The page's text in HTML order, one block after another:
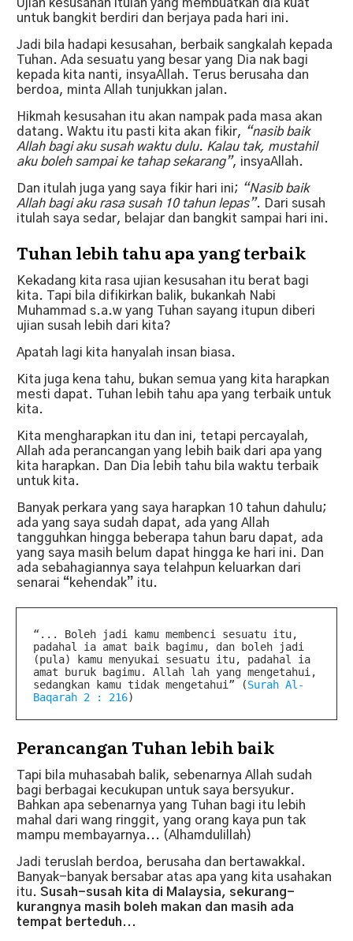
Ujian kesusahan itulah yang membuatkan dia kuat
untuk bangkit berdiri dan berjaya pada hari ini.
Jadi bila hadapi kesusahan, berbaik sangkalah kepada
Tuhan. Ada sesuatu yang besar yang Dia nak bagi
kepada kita nanti, insyaAllah. Terus berusaha dan
berdoa, minta Allah tunjukkan jalan.
Hikmah kesusahan itu akan nampak pada masa akan
datang. Waktu itu pasti kita akan fikir, “nasib baik
Allah bagi aku susah waktu dulu. Kalau tak, mustahil
aku boleh sampai ke tahap sekarang”, insyaAllah.
Dan itulah juga yang saya fikir hari ini; “Nasib baik
Allah bagi aku rasa susah 10 tahun lepas”. Dari susah
itulah saya sedar, belajar dan bangkit sampai hari ini.
Tuhan lebih tahu apa yang terbaik
Kekadang kita rasa ujian kesusahan itu berat bagi
kita. Tapi bila difikirkan balik, bukankah Nabi
Muhammad s.a.w yang Tuhan sayang itupun diberi
ujian susah lebih dari kita?
Apatah lagi kita hanyalah insan biasa.
Kita juga kena tahu, bukan semua yang kita harapkan
mesti dapat. Tuhan lebih tahu apa yang terbaik untuk
kita.
Kita mengharapkan itu dan ini, tetapi percayalah,
Allah ada perancangan yang lebih baik dari apa yang
kita harapkan. Dan Dia lebih tahu bila waktu terbaik
untuk kita.
Banyak perkara yang saya harapkan 10 tahun dahulu;
ada yang saya sudah dapat, ada yang Allah
tangguhkan hingga beberapa tahun baru dapat, ada
yang saya masih belum dapat hingga ke hari ini. Dan
ada sebahagiannya saya telahpun keluarkan dari
senarai “kehendak” itu.
“ ... Boleh jadi kamu membenci sesuatu itu,
padahal ia amat baik bagimu, dan boleh jadi
(pula) kamu menyukai sesuatu itu, padahal ia
amat buruk bagimu. Allah lah yang mengetahui,
sedangkan kamu tidak mengetahui ” (Surah Al-
Baqarah 2 : 216)
Perancangan Tuhan lebih baik
Tapi bila muhasabah balik, sebenarnya Allah sudah
bagi berbagai kecukupan untuk saya bersyukur.
Bahkan apa sebenarnya yang Tuhan bagi itu lebih
mahal dari wang ringgit, yang orang kaya pun tak
mampu membayarnya... (Alhamdulillah)
Jadi teruslah berdoa, berusaha dan bertawakkal.
Banyak-banyak bersabar atas apa yang kita usahakan
itu. Susah-susah kita di Malaysia, sekurang-
kurangnya masih boleh makan dan masih ada
tempat berteduh...